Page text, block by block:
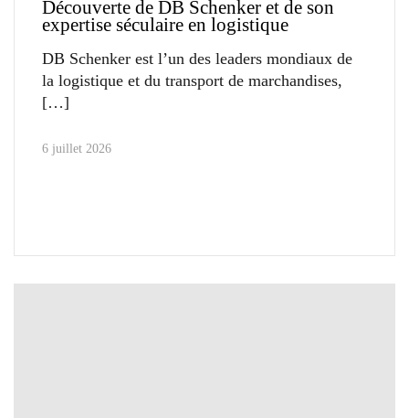
Découverte de DB Schenker et de son
expertise séculaire en logistique
DB Schenker est l’un des leaders mondiaux de
la logistique et du transport de marchandises,
6 juillet 2026